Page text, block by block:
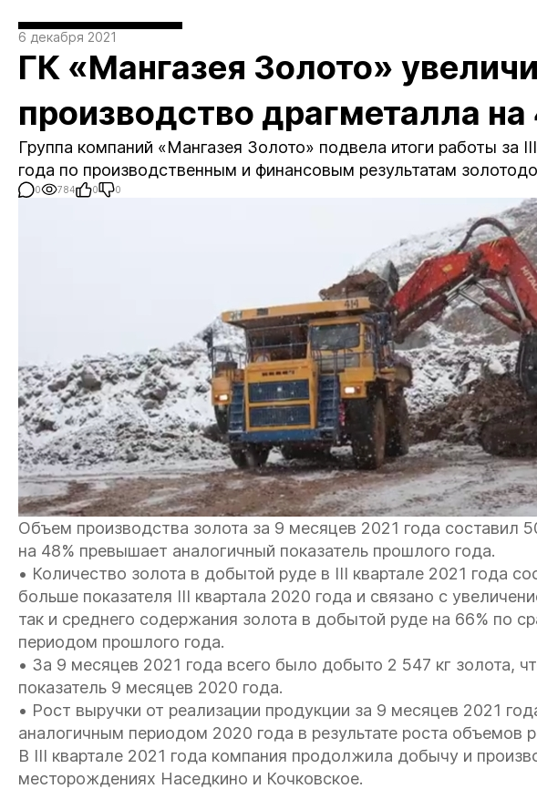
6 декабря 2021
ГК «Мангазея Золото»
производство драгметалла на
Группа компаний «Мангазея Золото» подвела итоги работы за
года по производственным и финансовым результатам
0 784 0 0
Объем производства золота за 9 месяцев 2021 года составил
на 48% превышает аналогичный показатель прошлого года.
• Количество золота в добытой руде в III квартале 2021 года
больше показателя III квартала 2020 года и связано с
так и среднего содержания золота в добытой руде на 66% по
периодом прошлого года.
• За 9 месяцев 2021 года всего было добыто 2 547 кг золота,
показатель 9 месяцев 2020 года.
• Рост выручки от реализации продукции за 9 месяцев 2021
аналогичным периодом 2020 года в результате роста объемов
В III квартале 2021 года компания продолжила добычу и
месторождениях Наседкино и Кочковское.